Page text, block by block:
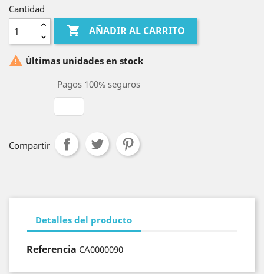
Cantidad
 AÑADIR AL CARRITO
 Últimas unidades en stock
Pagos 100% seguros
Compartir
Detalles del producto
Referencia CA0000090